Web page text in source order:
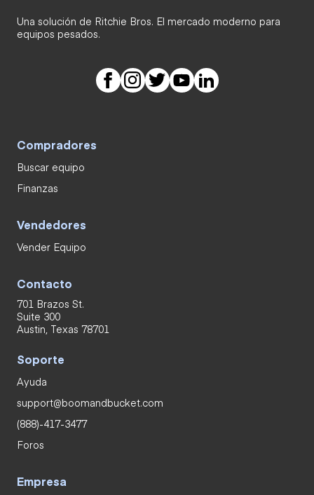
Una solución de Ritchie Bros. El mercado moderno para
equipos pesados.
Compradores
Buscar equipo
Finanzas
Vendedores
Vender Equipo
Contacto
701 Brazos St.
Suite 300
Austin, Texas 78701
Soporte
Ayuda
support@boomandbucket.com
(888)-417-3477
Foros
Empresa